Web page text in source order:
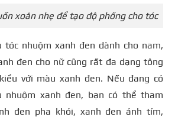
xoăn nhẹ để tạo độ phồng cho tóc
tóc nhuộm xanh đen dành cho nam,
đen cho nữ cũng rất đa dạng tông
với màu xanh đen. Nếu đang có
nhuộm xanh đen, bạn có thể tham
đen pha khói, xanh đen ánh tím,